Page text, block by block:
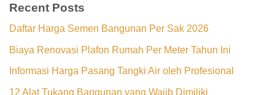
Recent Posts
Daftar Harga Semen Bangunan Per Sak 2026
Biaya Renovasi Plafon Rumah Per Meter Tahun Ini
Informasi Harga Pasang Tangki Air oleh Profesional
12 Alat Tukang Bangunan yang Wajib Dimiliki